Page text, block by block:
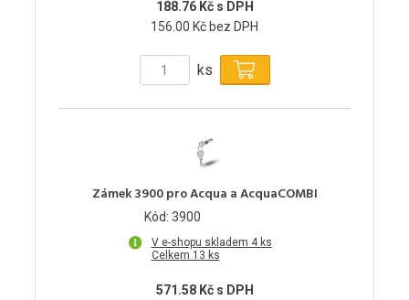
188.76 Kč s DPH
156.00 Kč bez DPH
ks
Zámek 3900 pro Acqua a AcquaCOMBI
Kód: 3900
V e-shopu skladem 4 ks
Celkem 13 ks
571.58 Kč s DPH